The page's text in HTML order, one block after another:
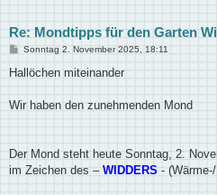
Re: Mondtipps für den Garten
B
i
a
Sonntag 2. November 2025, 18:11
Hallöchen miteinander
Wir haben den zunehmenden Mond
Der Mond steht heute Sonntag, 2.
im Zeichen des – WIDDERS -